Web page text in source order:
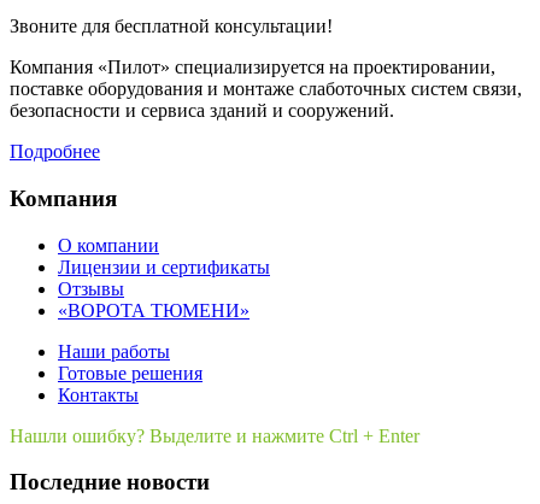
Звоните для бесплатной консультации!
Компания «Пилот» специализируется на проектировании,
поставке оборудования и монтаже слаботочных систем связи,
безопасности и сервиса зданий и сооружений.
Подробнее
Компания
О компании
Лицензии и сертификаты
Отзывы
«ВОРОТА ТЮМЕНИ»
Наши работы
Готовые решения
Контакты
Нашли ошибку? Выделите и нажмите Ctrl + Enter
Последние новости